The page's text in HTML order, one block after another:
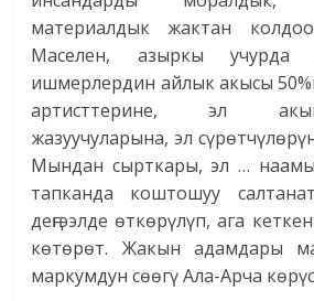
материалдык жактан
Маселен, азыркы учурда
ишмерлердин айлык акысы
артисттерине, эл
жазуучуларына, эл
Мындан сырткары, эл …
тапканда коштошуу
деңгээлде өткөрүлүп, ага
көтөрөт. Жакын адамдары
маркумдун сөөгү Ала-Арча